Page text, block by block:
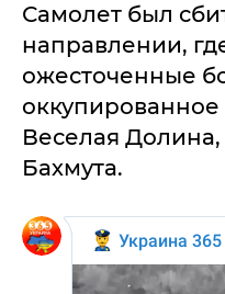
Самолет был
направлении,
ожесточенные
Веселая Долина,
Бахмута.